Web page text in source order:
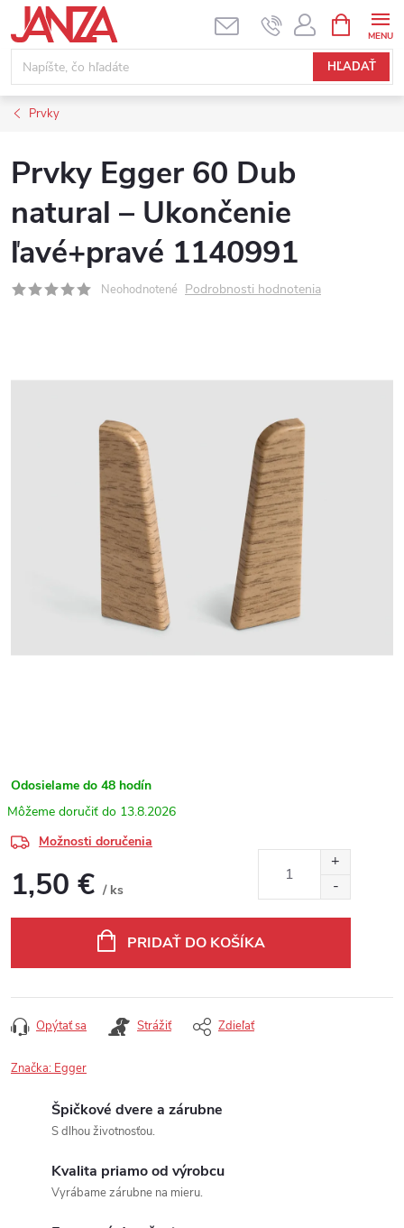
Prejsť na obsah
HĽADAŤ
Prvky
Prvky Egger 60 Dub
natural – Ukončenie
ľavé+pravé 1140991
Neohodnotené Podrobnosti hodnotenia
Odosielame do 48 hodín
13.8.2026
Možnosti doručenia
1,50 € / ks
PRIDAŤ DO KOŠÍKA
Opýtať sa Strážiť Zdieľať
Značka: Egger
Špičkové dvere a zárubne
S dlhou životnosťou.
Kvalita priamo od výrobcu
Vyrábame zárubne na mieru.